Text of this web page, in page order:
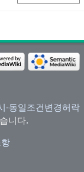
-동일조건변경허락
니다.